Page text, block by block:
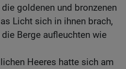
goldenen und bronzenen
Licht sich in ihnen brach,
Berge aufleuchten wie
Heeres hatte sich am